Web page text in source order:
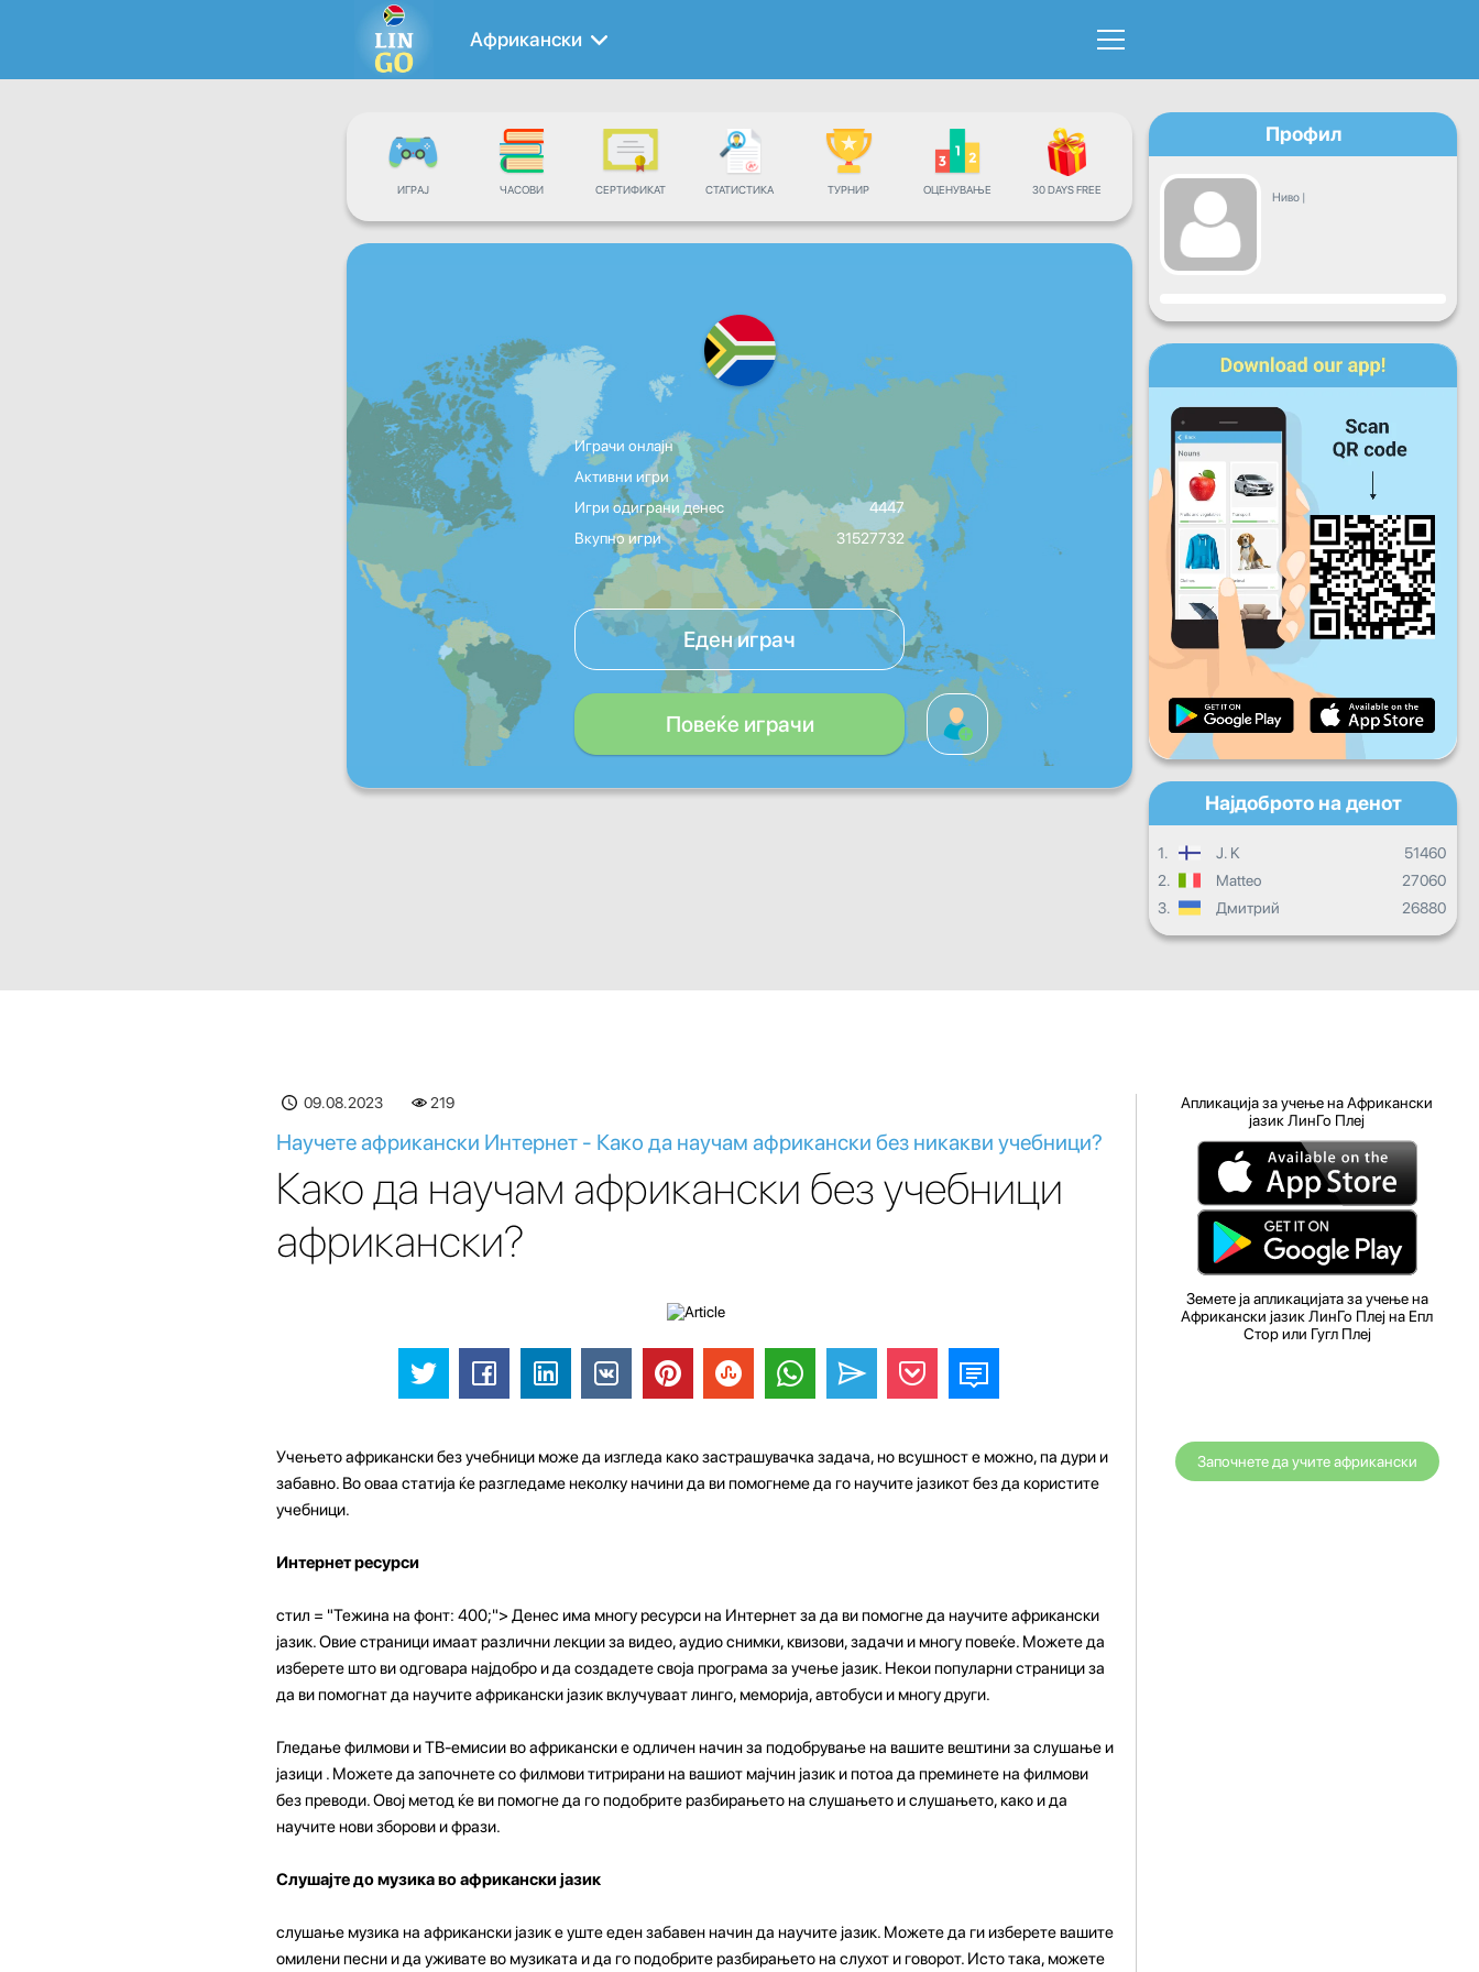
Африкански
ИГРАЈ ЧАСОВИ СЕРТИФИКАТ СТАТИСТИКА ТУРНИР ОЦЕНУВАЊЕ 30 DAYS FREE
Играчи онлајн
Активни игри
Игри одиграни денес
4447
Вкупно игри
31527732
Еден играч
Повеќе играчи
Профил
Ниво |
Напредок
Пон Сре Чет
Саб Нед
Дневен напредок
Месечен напредок
Целокупен напредок
Најдоброто на денот
1. J. K
51460
2.
Matteo
27060
3.
Дмитрий 26880
09.08.2023 219
Научете африкански Интернет - Како да научам африкански без никакви учебници?
Како да научам африкански без учебници
африкански?
Учењето африкански без учебници може да изгледа како застрашувачка задача, но всушност е можно, па дури и
забавно. Во оваа статија ќе разгледаме неколку начини да ви помогнеме да го научите јазикот без да користите
учебници.
Интернет ресурси
стил = "Тежина на фонт: 400;"> Денес има многу ресурси на Интернет за да ви помогне да научите африкански
јазик. Овие страници имаат различни лекции за видео, аудио снимки, квизови, задачи и многу повеќе. Можете да
изберете што ви одговара најдобро и да создадете своја програма за учење јазик. Некои популарни страници за
да ви помогнат да научите африкански јазик вклучуваат линго, меморија, автобуси и многу други.
Гледање филмови и ТВ-емисии во африкански е одличен начин за подобрување на вашите вештини за слушање и
јазици . Можете да започнете со филмови титрирани на вашиот мајчин јазик и потоа да преминете на филмови
без преводи. Овој метод ќе ви помогне да го подобрите разбирањето на слушањето и слушањето, како и да
научите нови зборови и фрази.
Слушајте до музика во африкански јазик
слушање музика на африкански јазик е уште еден забавен начин да научите јазик. Можете да ги изберете вашите
омилени песни и да уживате во музиката и да го подобрите разбирањето на слухот и говорот. Исто така, можете
Апликација за учење на Африкански
јазик ЛинГо Плеј
Земете ја апликацијата за учење на
Африкански јазик ЛинГо Плеј на Епл
Стор или Гугл Плеј
Започнете да учите африкански